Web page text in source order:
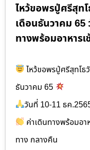
ไหว้ขอพรปู่ศรีสุท
เดือนธันวาคม 65
ทางพร้อมอาหาร
ไหว้ขอพรปู่ศรีสุทโธ
ธันวาคม 65
วันที่ 10-11 ธค
ค่าเดินทางพร้อมอา
ทาง กลางคืน